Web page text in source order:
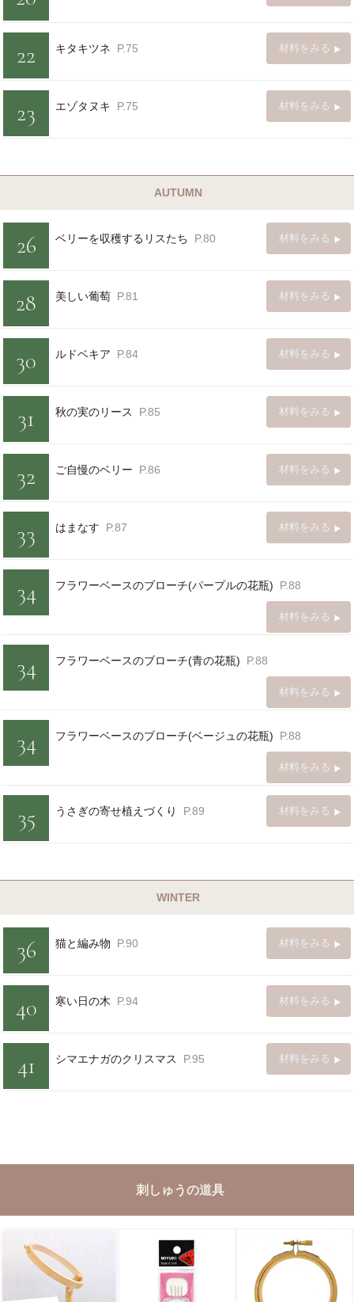
22 キタキツネ P.75 材料をみる
23 エゾタヌキ P.75 材料をみる
AUTUMN
26 ベリーを収穫するリスたち P.80 材料をみる
28 美しい葡萄 P.81 材料をみる
30 ルドベキア P.84 材料をみる
31 秋の実のリース P.85 材料をみる
32 ご自慢のベリー P.86 材料をみる
33 はまなす P.87 材料をみる
34 フラワーベースのブローチ(パープルの花瓶) P.88
材料をみる
34 フラワーベースのブローチ(青の花瓶) P.88
材料をみる
34 フラワーベースのブローチ(ベージュの花瓶) P.88
材料をみる
35 うさぎの寄せ植えづくり P.89 材料をみる
WINTER
36 猫と編み物 P.90 材料をみる
40 寒い日の木 P.94 材料をみる
41 シマエナガのクリスマス P.95 材料をみる
刺しゅうの道具